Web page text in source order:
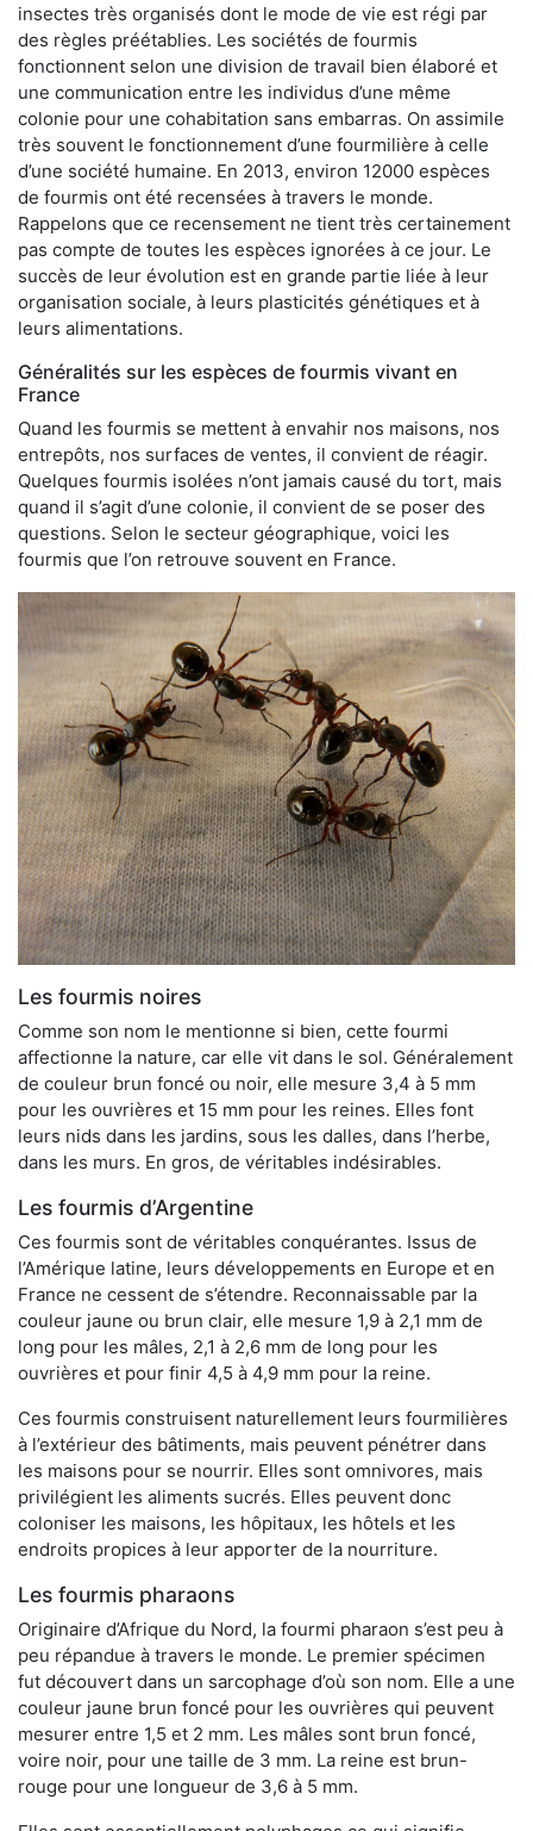
insectes très organisés dont le mode de vie est régi par
des règles préétablies. Les sociétés de fourmis
fonctionnent selon une division de travail bien élaboré et
une communication entre les individus d’une même
colonie pour une cohabitation sans embarras. On assimile
très souvent le fonctionnement d’une fourmilière à celle
d’une société humaine. En 2013, environ 12000 espèces
de fourmis ont été recensées à travers le monde.
Rappelons que ce recensement ne tient très certainement
pas compte de toutes les espèces ignorées à ce jour. Le
succès de leur évolution est en grande partie liée à leur
organisation sociale, à leurs plasticités génétiques et à
leurs alimentations.
Généralités sur les espèces de fourmis vivant en
France
Quand les fourmis se mettent à envahir nos maisons, nos
entrepôts, nos surfaces de ventes, il convient de réagir.
Quelques fourmis isolées n’ont jamais causé du tort, mais
quand il s’agit d’une colonie, il convient de se poser des
questions. Selon le secteur géographique, voici les
fourmis que l’on retrouve souvent en France.
Les fourmis noires
Comme son nom le mentionne si bien, cette fourmi
affectionne la nature, car elle vit dans le sol. Généralement
de couleur brun foncé ou noir, elle mesure 3,4 à 5 mm
pour les ouvrières et 15 mm pour les reines. Elles font
leurs nids dans les jardins, sous les dalles, dans l’herbe,
dans les murs. En gros, de véritables indésirables.
Les fourmis d’Argentine
Ces fourmis sont de véritables conquérantes. Issus de
l’Amérique latine, leurs développements en Europe et en
France ne cessent de s’étendre. Reconnaissable par la
couleur jaune ou brun clair, elle mesure 1,9 à 2,1 mm de
long pour les mâles, 2,1 à 2,6 mm de long pour les
ouvrières et pour finir 4,5 à 4,9 mm pour la reine.
Ces fourmis construisent naturellement leurs fourmilières
à l’extérieur des bâtiments, mais peuvent pénétrer dans
les maisons pour se nourrir. Elles sont omnivores, mais
privilégient les aliments sucrés. Elles peuvent donc
coloniser les maisons, les hôpitaux, les hôtels et les
endroits propices à leur apporter de la nourriture.
Les fourmis pharaons
Originaire d’Afrique du Nord, la fourmi pharaon s’est peu à
peu répandue à travers le monde. Le premier spécimen
fut découvert dans un sarcophage d’où son nom. Elle a une
couleur jaune brun foncé pour les ouvrières qui peuvent
mesurer entre 1,5 et 2 mm. Les mâles sont brun foncé,
voire noir, pour une taille de 3 mm. La reine est brun-
rouge pour une longueur de 3,6 à 5 mm.